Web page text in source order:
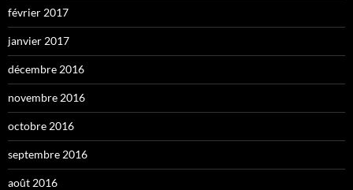
février 2017
janvier 2017
décembre 2016
novembre 2016
octobre 2016
septembre 2016
août 2016